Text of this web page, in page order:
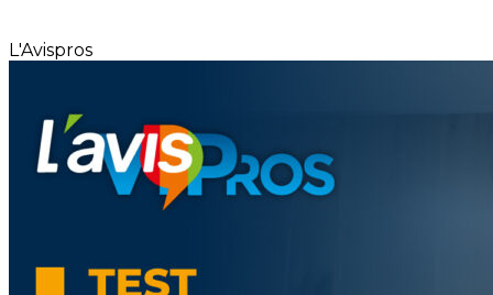
L'Avispros